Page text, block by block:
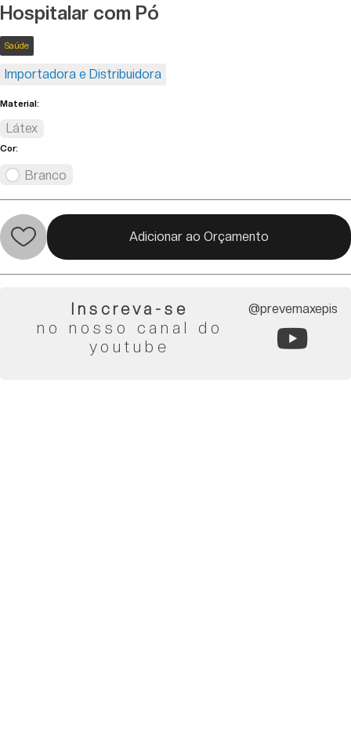
Hospitalar com Pó
Saúde
Importadora e Distribuidora
Material:
Látex
Cor:
Branco
Adicionar ao Orçamento
Inscreva-se
no nosso canal do
youtube
@prevemaxepis